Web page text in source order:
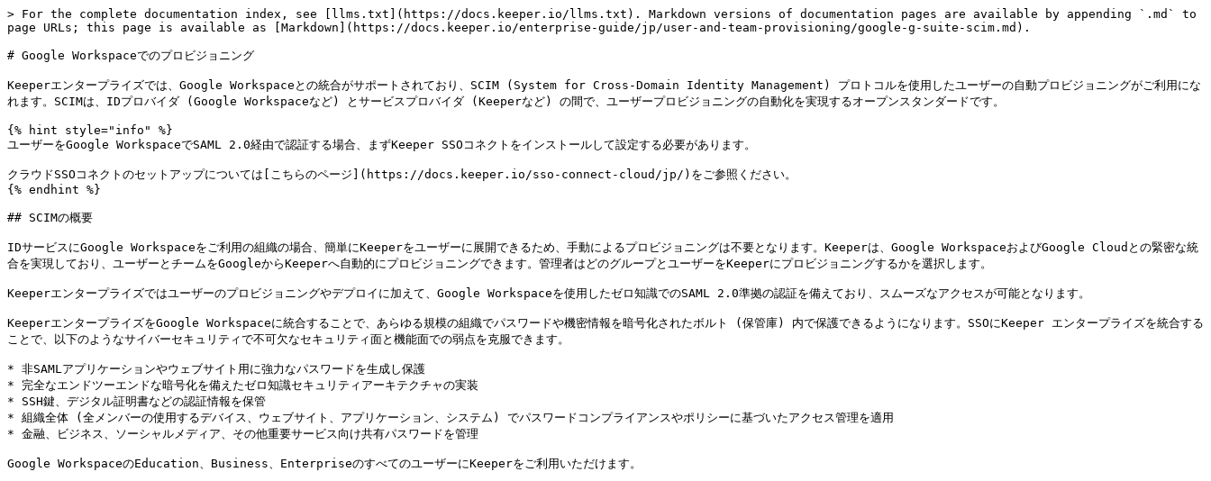
> For the complete documentation index, see [llms.txt](https://docs.keeper.io/llms.txt). Markdown versions of documentation pages are available by appending `.md` to
page URLs; this page is available as [Markdown](https://docs.keeper.io/enterprise-guide/jp/user-and-team-provisioning/google-g-suite-scim.md).
# Google Workspaceでのプロビジョニング
Keeperエンタープライズでは、Google Workspaceとの統合がサポートされており、SCIM (System for Cross-Domain Identity Management) プロトコルを使用したユーザーの自動プロビジョニングがご利用にな
れます。SCIMは、IDプロバイダ (Google Workspaceなど) とサービスプロバイダ (Keeperなど) の間で、ユーザープロビジョニングの自動化を実現するオープンスタンダードです。
{% hint style="info" %}
ユーザーをGoogle WorkspaceでSAML 2.0経由で認証する場合、まずKeeper SSOコネクトをインストールして設定する必要があります。
クラウドSSOコネクトのセットアップについては[こちらのページ](https://docs.keeper.io/sso-connect-cloud/jp/)をご参照ください。
{% endhint %}
## SCIMの概要
IDサービスにGoogle Workspaceをご利用の組織の場合、簡単にKeeperをユーザーに展開できるため、手動によるプロビジョニングは不要となります。Keeperは、Google WorkspaceおよびGoogle Cloudとの緊密な統
合を実現しており、ユーザーとチームをGoogleからKeeperへ自動的にプロビジョニングできます。管理者はどのグループとユーザーをKeeperにプロビジョニングするかを選択します。
Keeperエンタープライズではユーザーのプロビジョニングやデプロイに加えて、Google Workspaceを使用したゼロ知識でのSAML 2.0準拠の認証を備えており、スムーズなアクセスが可能となります。
KeeperエンタープライズをGoogle Workspaceに統合することで、あらゆる規模の組織でパスワードや機密情報を暗号化されたボルト (保管庫) 内で保護できるようになります。SSOにKeeper エンタープライズを統合する
ことで、以下のようなサイバーセキュリティで不可欠なセキュリティ面と機能面での弱点を克服できます。
* 非SAMLアプリケーションやウェブサイト用に強力なパスワードを生成し保護
* 完全なエンドツーエンドな暗号化を備えたゼロ知識セキュリティアーキテクチャの実装
* SSH鍵、デジタル証明書などの認証情報を保管
* 組織全体 (全メンバーの使用するデバイス、ウェブサイト、アプリケーション、システム) でパスワードコンプライアンスやポリシーに基づいたアクセス管理を適用
* 金融、ビジネス、ソーシャルメディア、その他重要サービス向け共有パスワードを管理
Google WorkspaceのEducation、Business、EnterpriseのすべてのユーザーにKeeperをご利用いただけます。